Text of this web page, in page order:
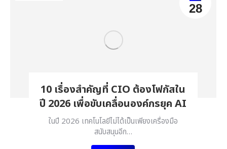
28
10 เรื่องสำคัญที่ CIO ต้องโฟกัสใน
ปี 2026 เพื่อขับเคลื่อนองค์กรยุค AI
ในปี 2026 เทคโนโลยีไม่ได้เป็นเพียงเครื่องมือ
สนับสนุนอีก…